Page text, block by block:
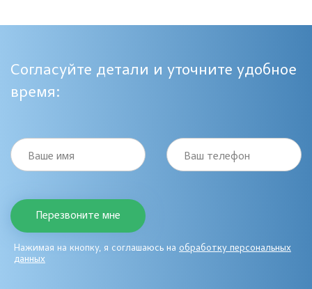
Согласуйте детали и уточните удобное
время:
Ваше имя Ваш телефон
Нажимая на кнопку, я соглашаюсь на обработку персональных
данных